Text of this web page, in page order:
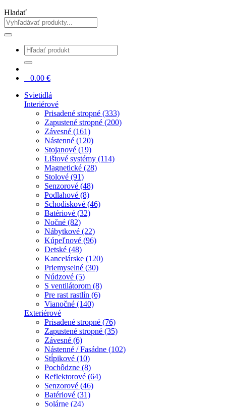
Hladať
0.00 €
Svietidlá
Interiérové
Prisadené stropné (333)
Zapustené stropné (200)
Závesné (161)
Nástenné (120)
Stojanové (19)
Lištové systémy (114)
Magnetické (28)
Stolové (91)
Senzorové (48)
Podlahové (8)
Schodiskové (46)
Batériové (32)
Nočné (82)
Nábytkové (22)
Kúpeľnové (96)
Detské (48)
Kancelárske (120)
Priemyselné (30)
Núdzové (5)
S ventilátorom (8)
Pre rast rastlín (6)
Vianočné (140)
Exteriérové
Prisadené stropné (76)
Zapustené stropné (35)
Závesné (6)
Nástenné / Fasádne (102)
Stĺpikové (10)
Pochôdzne (8)
Reflektorové (64)
Senzorové (46)
Batériové (31)
Solárne (24)